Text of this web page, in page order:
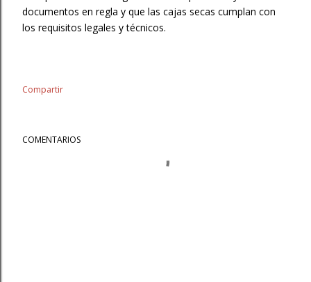
documentos en regla y que las cajas secas cumplan con
los requisitos legales y técnicos.
Compartir
COMENTARIOS